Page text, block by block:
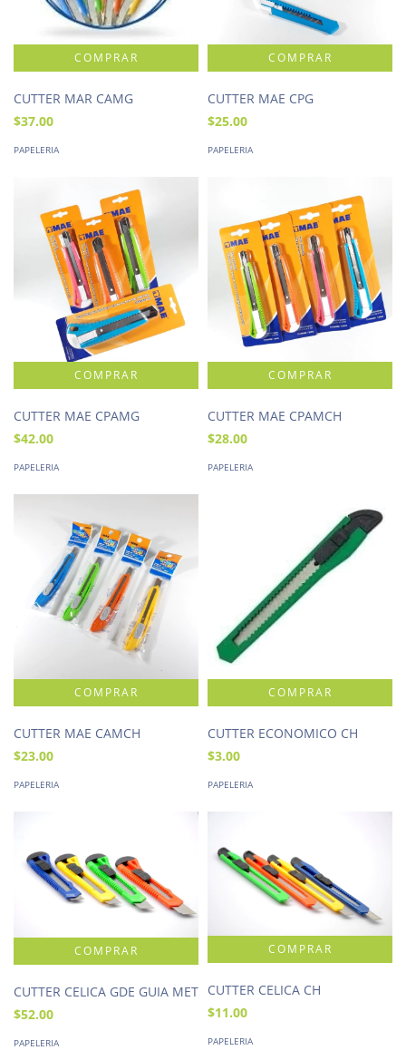
CUTTER MAR CAMG
$37.00
PAPELERIA
CUTTER MAE CPG
$25.00
PAPELERIA
CUTTER MAE CPAMG
$42.00
PAPELERIA
CUTTER MAE CPAMCH
$28.00
PAPELERIA
CUTTER MAE CAMCH
$23.00
PAPELERIA
CUTTER ECONOMICO CH
$3.00
PAPELERIA
CUTTER CELICA GDE GUIA MET
$52.00
PAPELERIA
CUTTER CELICA CH
$11.00
PAPELERIA